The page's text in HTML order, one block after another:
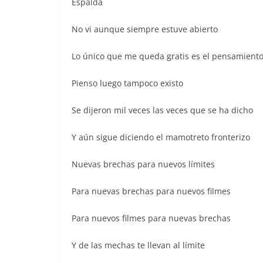
No vi aunque siempre estuve abierto
Lo único que me queda gratis es el pensamiento
Pienso luego tampoco existo
Se dijeron mil veces las veces que se ha dicho
Y aún sigue diciendo el mamotreto fronterizo
Nuevas brechas para nuevos límites
Para nuevas brechas para nuevos filmes
Para nuevos filmes para nuevas brechas
Y de las mechas te llevan al límite